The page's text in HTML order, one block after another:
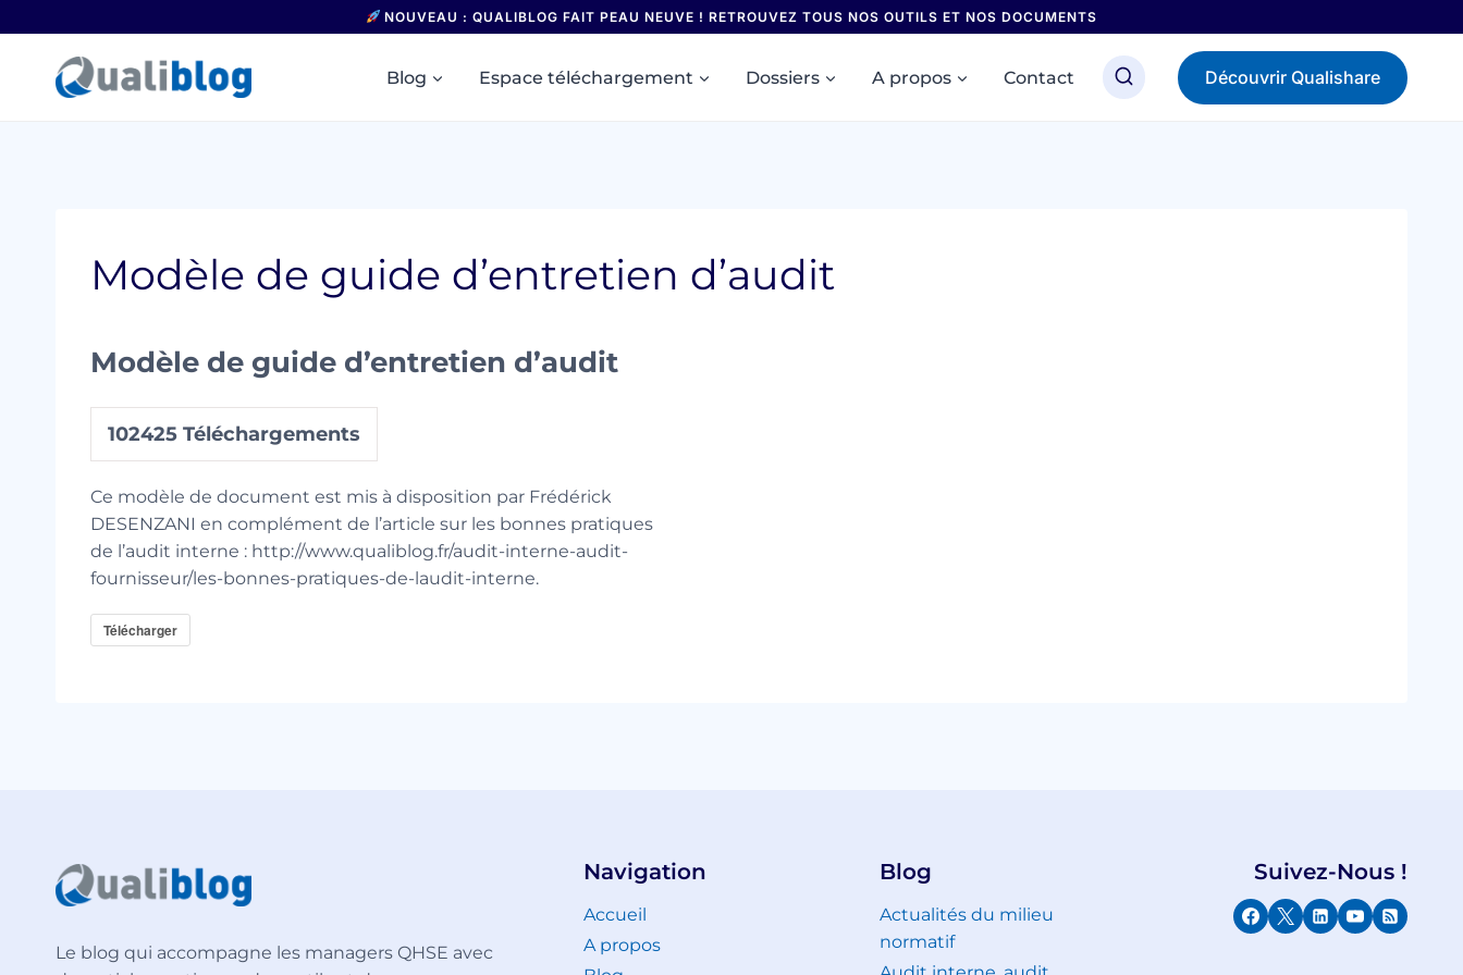
au
contenu
NOUVEAU : QUALIBLOG FAIT PEAU NEUVE ! RETROUVEZ TOUS NOS OUTILS ET NOS DOCUMENTS
Blog Espace téléchargement Dossiers A propos Contact Découvrir Qualishare
Modèle de guide d’entretien d’audit
Modèle de guide d’entretien d’audit
102425 Téléchargements
Ce modèle de document est mis à disposition par Frédérick
DESENZANI en complément de l’article sur les bonnes pratiques
de l’audit interne : http://www.qualiblog.fr/audit-interne-audit-
fournisseur/les-bonnes-pratiques-de-laudit-interne.
Télécharger
Le blog qui accompagne les managers QHSE avec
Navigation
Accueil
A propos
Blog
Actualités du milieu
normatif
Suivez-Nous !